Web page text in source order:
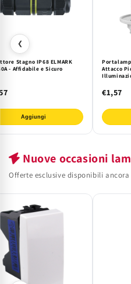
❮
Stagno IP68 ELMARK
- Affidabile e Sicuro
Aggiungi
Attacco
€1,57
Nuove occasioni
Offerte esclusive disponibili